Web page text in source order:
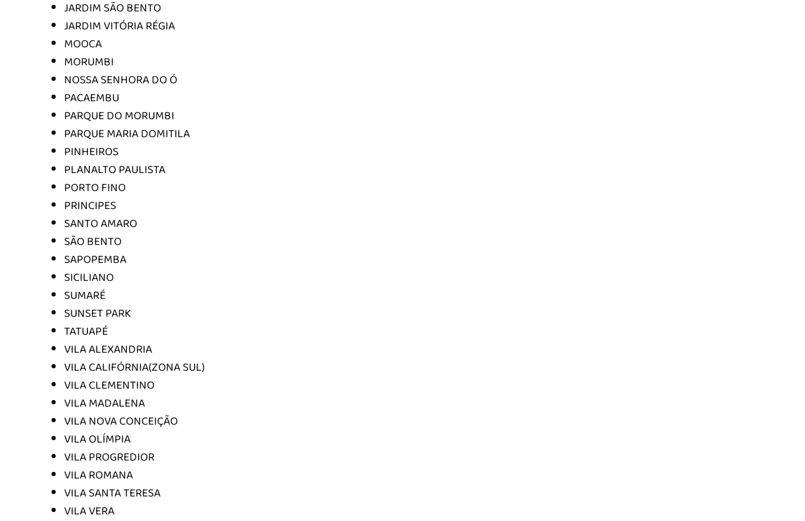
JARDIM SÃO BENTO
JARDIM VITÓRIA RÉGIA
MOOCA
MORUMBI
NOSSA SENHORA DO Ó
PACAEMBU
PARQUE DO MORUMBI
PARQUE MARIA DOMITILA
PINHEIROS
PLANALTO PAULISTA
PORTO FINO
PRINCIPES
SANTO AMARO
SÃO BENTO
SAPOPEMBA
SICILIANO
SUMARÉ
SUNSET PARK
TATUAPÉ
VILA ALEXANDRIA
VILA CALIFÓRNIA(ZONA SUL)
VILA CLEMENTINO
VILA MADALENA
VILA NOVA CONCEIÇÃO
VILA OLÍMPIA
VILA PROGREDIOR
VILA ROMANA
VILA SANTA TERESA
VILA VERA